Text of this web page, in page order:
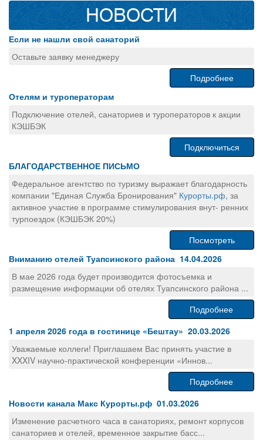
НОВОСТИ
Если не нашли свой санаторий
Оставьте заявку менеджеру
Подробнее
Отелям и туроператорам
Подключение отелей, санаториев и туроператоров к акции
КЭШБЭК
Подключиться
БЛАГОДАРСТВЕННОЕ ПИСЬМО
Федеральное агентство по туризму выражает благодарность
компании "Единая Служба Бронирования" Курорты.рф, за
активное участие в программе стимулирования внут- ренних
турпоездок (КЭШБЭК 20%)
Посмотреть
Вниманию отелей Туапсинского района 14.04.2026
В мае 2026 года будет производится фотосъемка и
размещение информации об отелях Туапсинского района ...
Подробнее
1 апреля 2026 года в гостинице «Бештау» 20.03.2026
Уважаемые коллеги! Приглашаем Вас принять участие в
XXXIV научно-практической конференции «Иннов...
Подробнее
Новости канала Макс Курорты.рф 01.03.2026
Изменение расчетного часа в санаториях, ремонт корпусов
санаториев и отелей, временное закрытие басс...